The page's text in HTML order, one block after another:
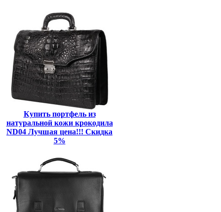
Купить портфель из
натуральной кожи крокодила
ND04 Лучшая цена!!! Скидка
5%